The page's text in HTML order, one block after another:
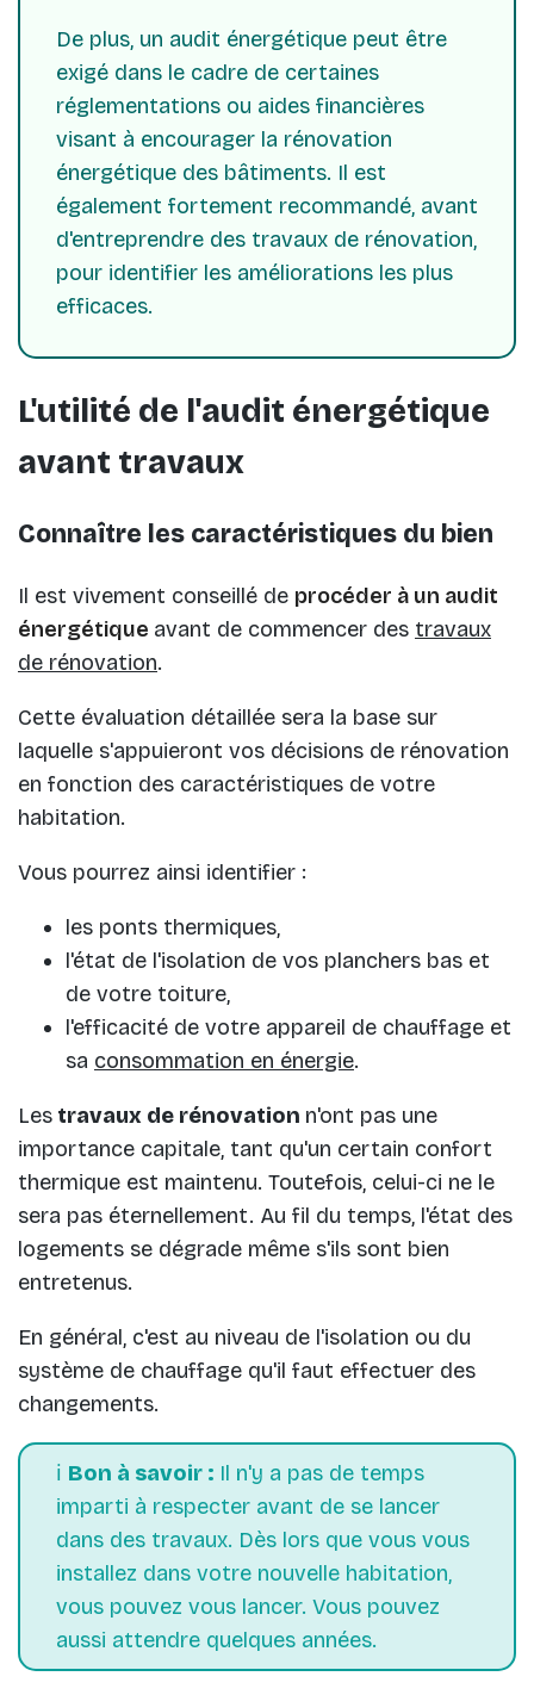
De plus, un audit énergétique peut être
exigé dans le cadre de certaines
réglementations ou aides financières
visant à encourager la rénovation
énergétique des bâtiments. Il est
également fortement recommandé, avant
d'entreprendre des travaux de rénovation,
pour identifier les améliorations les plus
efficaces.
L'utilité de l'audit énergétique
avant travaux
Connaître les caractéristiques du bien
Il est vivement conseillé de procéder à un audit
énergétique avant de commencer des travaux
de rénovation.
Cette évaluation détaillée sera la base sur
laquelle s'appuieront vos décisions de rénovation
en fonction des caractéristiques de votre
habitation.
Vous pourrez ainsi identifier :
les ponts thermiques,
l'état de l'isolation de vos planchers bas et
de votre toiture,
l'efficacité de votre appareil de chauffage et
sa consommation en énergie.
Les travaux de rénovation n'ont pas une
importance capitale, tant qu'un certain confort
thermique est maintenu. Toutefois, celui-ci ne le
sera pas éternellement. Au fil du temps, l'état des
logements se dégrade même s'ils sont bien
entretenus.
En général, c'est au niveau de l'isolation ou du
système de chauffage qu'il faut effectuer des
changements.
ℹ️ Bon à savoir : Il n'y a pas de temps
imparti à respecter avant de se lancer
dans des travaux. Dès lors que vous vous
installez dans votre nouvelle habitation,
vous pouvez vous lancer. Vous pouvez
aussi attendre quelques années.